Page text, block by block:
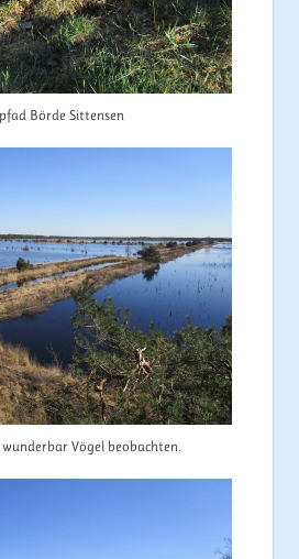
Börde Sittensen
Vögel beobachten.